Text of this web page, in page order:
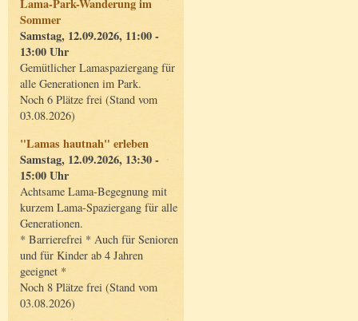
Lama-Park-Wanderung im
Sommer
Samstag, 12.09.2026, 11:00 -
13:00 Uhr
Gemütlicher Lamaspaziergang für
alle Generationen im Park.
Noch 6 Plätze frei (Stand vom
03.08.2026)
"Lamas hautnah" erleben
Samstag, 12.09.2026, 13:30 -
15:00 Uhr
Achtsame Lama-Begegnung mit
kurzem Lama-Spaziergang für alle
Generationen.
* Barrierefrei * Auch für Senioren
und für Kinder ab 4 Jahren
geeignet *
Noch 8 Plätze frei (Stand vom
03.08.2026)